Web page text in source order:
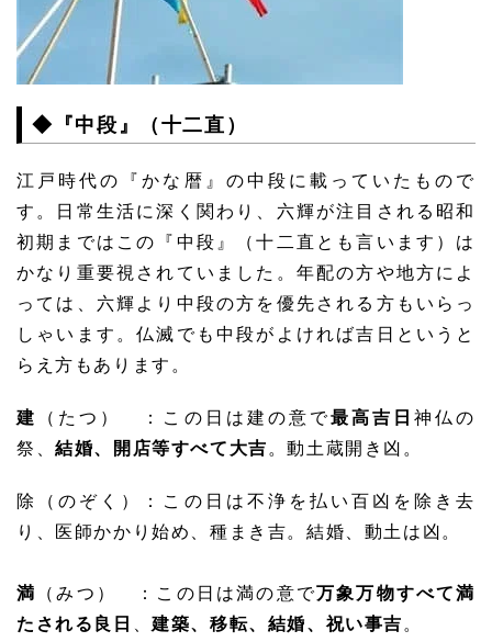
◆『中段』（十二直）
江戸時代の『かな暦』の中段に載っていたもので
す。日常生活に深く関わり、六輝が注目される昭和
初期まではこの『中段』（十二直とも言います）は
かなり重要視されていました。年配の方や地方によ
っては、六輝より中段の方を優先される方もいらっ
しゃいます。仏滅でも中段がよければ吉日というと
らえ方もあります。
建 （たつ） ：この日は建の意で最高吉日神仏の
祭、結婚、開店等すべて大吉 。動土蔵開き凶。
除（のぞく）：この日は不浄を払い百凶を除き去
り、医師かかり始め、種まき吉。結婚、動土は凶。
満 （みつ） ：この日は満の意で万象万物すべて満
たされる良日
、建築、移転、結婚、祝い事吉 。